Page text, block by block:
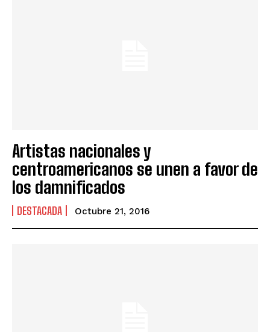
Artistas nacionales y
centroamericanos se unen a favor de
los damnificados
DESTACADA Octubre 21, 2016